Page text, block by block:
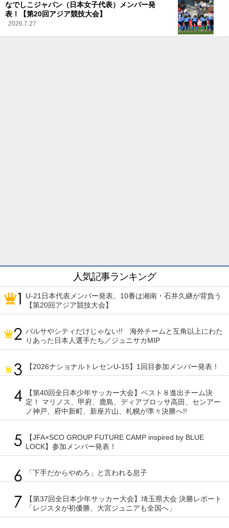
なでしこジャパン（日本女子代表）メンバー発
表！【第20回アジア競技大会】
2026.7.27
人気記事ランキング
U-21日本代表メンバー発表。10番は湘南・石井久継が背負う
【第20回アジア競技大会】
バルサやシティだけじゃない!! 海外チームと互角以上にわた
りあった日本人選手たち／ジュニサカMIP
【2026ナショナルトレセンU-15】1回目参加メンバー発表！
【第40回全日本少年サッカー大会】ベスト８進出チーム決
定！ マリノス、甲府、鹿島、ディアブロッサ高田、センアー
ノ神戸、府中新町、新座片山、札幌が準々決勝へ!!
【JFA×SCO GROUP FUTURE CAMP inspired by BLUE
LOCK】参加メンバー発表！
「下手だからやめろ」と言われる息子
【第37回全日本少年サッカー大会】埼玉県大会 決勝レポート
「レジスタが初優勝、大宮ジュニアも全国へ」